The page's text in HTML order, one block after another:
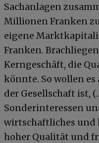
Sachanlagen
Millionen Franken
eigene
Franken.
Kerngeschäft, die
könnte. So wollen
der Gesellschaft ist,
Sonderinteressen
wirtschaftliches und
hoher Qualität und